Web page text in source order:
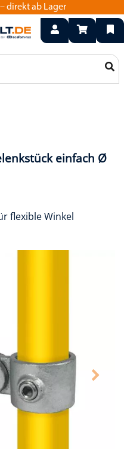
direkt ab Lager
550
welt.de
einfach Ø
flexible Winkel